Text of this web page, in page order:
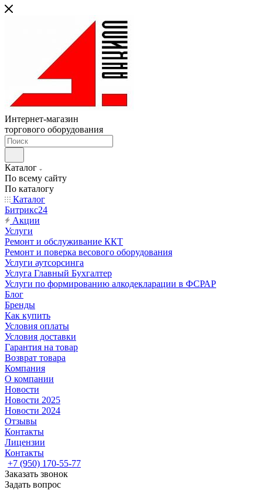
Интернет-магазин
торгового оборудования
Каталог
По всему сайту
По каталогу
Каталог
Битрикс24
Акции
Услуги
Ремонт и обслуживание ККТ
Ремонт и поверка весового оборудования
Услуги аутсорсинга
Услуга Главный Бухгалтер
Услуги по формированию алкодекларации в ФСРАР
Блог
Бренды
Как купить
Условия оплаты
Условия доставки
Гарантия на товар
Возврат товара
Компания
О компании
Новости
Новости 2025
Новости 2024
Отзывы
Контакты
Лицензии
Контакты
+7 (950) 170-55-77
Заказать звонок
Задать вопрос